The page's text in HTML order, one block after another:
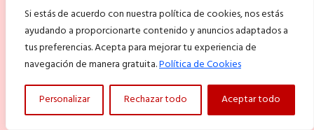
Si estás de acuerdo con nuestra política de cookies, nos estás
ayudando a proporcionarte contenido y anuncios adaptados a
tus preferencias. Acepta para mejorar tu experiencia de
navegación de manera gratuita.Política de Cookies
Personalizar Rechazar todo Aceptar todo
Guía Tecnología de Reseñas y Comparativas